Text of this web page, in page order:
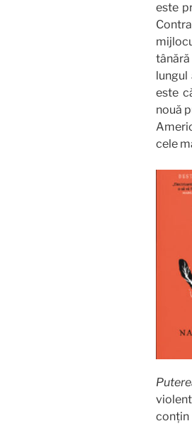
este
este
nouă
cele